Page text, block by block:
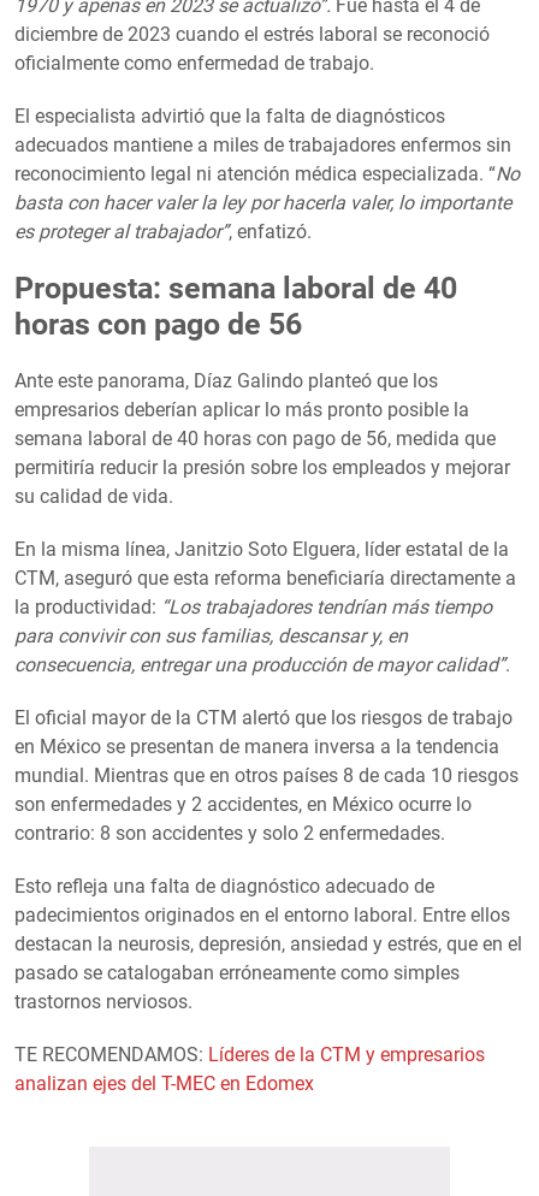
1970 y apenas en 2023 se actualizó”. Fue hasta el 4 de
diciembre de 2023 cuando el estrés laboral se reconoció
oficialmente como enfermedad de trabajo.
El especialista advirtió que la falta de diagnósticos
adecuados mantiene a miles de trabajadores enfermos sin
reconocimiento legal ni atención médica especializada. “No
basta con hacer valer la ley por hacerla valer, lo importante
es proteger al trabajador”, enfatizó.
Propuesta: semana laboral de 40
horas con pago de 56
Ante este panorama, Díaz Galindo planteó que los
empresarios deberían aplicar lo más pronto posible la
semana laboral de 40 horas con pago de 56, medida que
permitiría reducir la presión sobre los empleados y mejorar
su calidad de vida.
En la misma línea, Janitzio Soto Elguera, líder estatal de la
CTM, aseguró que esta reforma beneficiaría directamente a
la productividad: “Los trabajadores tendrían más tiempo
para convivir con sus familias, descansar y, en
consecuencia, entregar una producción de mayor calidad”.
El oficial mayor de la CTM alertó que los riesgos de trabajo
en México se presentan de manera inversa a la tendencia
mundial. Mientras que en otros países 8 de cada 10 riesgos
son enfermedades y 2 accidentes, en México ocurre lo
contrario: 8 son accidentes y solo 2 enfermedades.
Esto refleja una falta de diagnóstico adecuado de
padecimientos originados en el entorno laboral. Entre ellos
destacan la neurosis, depresión, ansiedad y estrés, que en el
pasado se catalogaban erróneamente como simples
trastornos nerviosos.
TE RECOMENDAMOS: Líderes de la CTM y empresarios
analizan ejes del T-MEC en Edomex